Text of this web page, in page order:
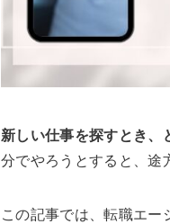
新しい仕事を探すとき、
分でやろうとすると、途
この記事では、転職エー